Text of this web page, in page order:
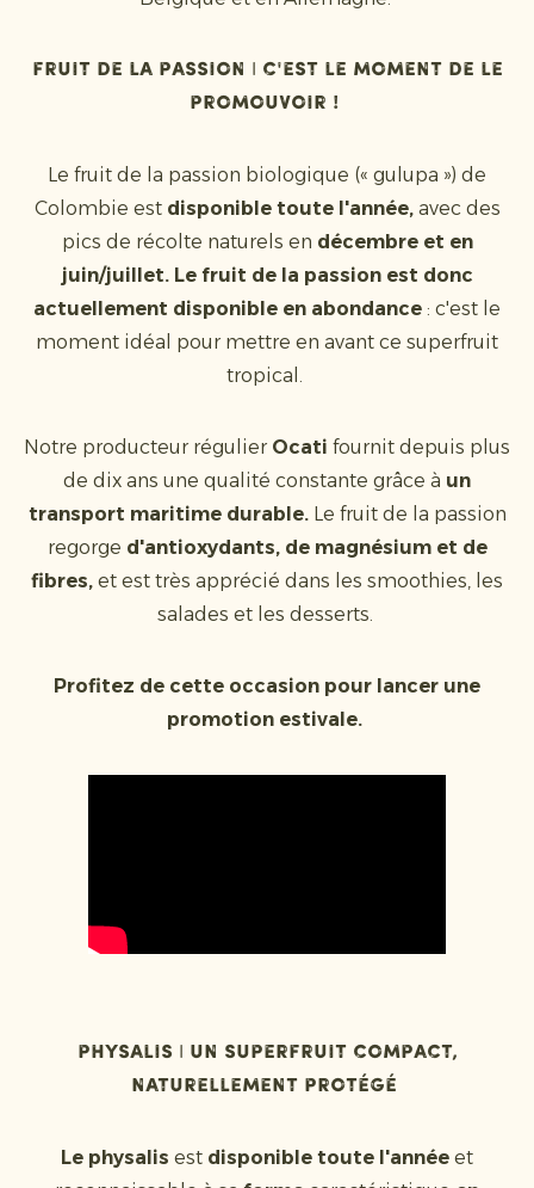
Fruit de la passion | C'est le moment de le
promouvoir !
Le fruit de la passion biologique (« gulupa ») de
Colombie est disponible toute l'année, avec des
pics de récolte naturels en décembre et en
juin/juillet. Le fruit de la passion est donc
actuellement disponible en abondance : c'est le
moment idéal pour mettre en avant ce superfruit
tropical.
Notre producteur régulier Ocati fournit depuis plus
de dix ans une qualité constante grâce à un
transport maritime durable.Le fruit de la passion
regorge d'antioxydants, de magnésium et de
fibres, et est très apprécié dans les smoothies, les
salades et les desserts.
Profitez de cette occasion pour lancer une
promotion estivale.
Physalis | Un superfruit compact,
naturellement protégé
Le physalis est disponible toute l'année et